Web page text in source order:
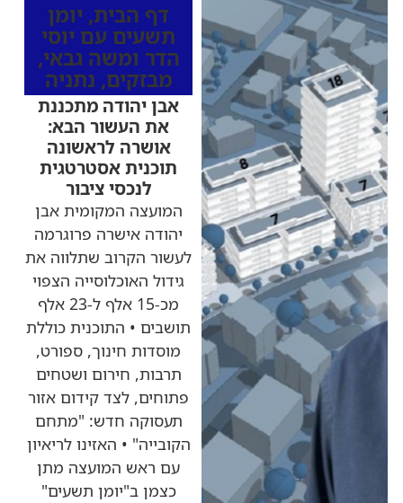
דף הבית, יומן
תשעים עם יוסי
הדר ומשה גבאי,
מבזקים, נתניה
אבן יהודה מתכננת
את העשור הבא:
אושרה לראשונה
תוכנית אסטרטגית
לנכסי ציבור
המועצה המקומית אבן
יהודה אישרה פרוגרמה
לעשור הקרוב שתלווה את
גידול האוכלוסייה הצפוי
מכ-15 אלף ל-23 אלף
תושבים • התוכנית כוללת
מוסדות חינוך, ספורט,
תרבות, חירום ושטחים
פתוחים, לצד קידום אזור
תעסוקה חדש: "מתחם
הקובייה" • האזינו לריאיון
עם ראש המועצה מתן
כצמן ב"יומן תשעים"